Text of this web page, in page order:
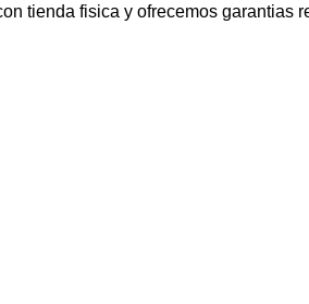
tienda fisica y ofrecemos garantias